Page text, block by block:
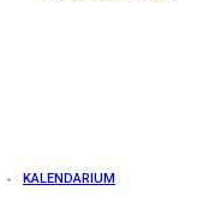
KALENDARIUM